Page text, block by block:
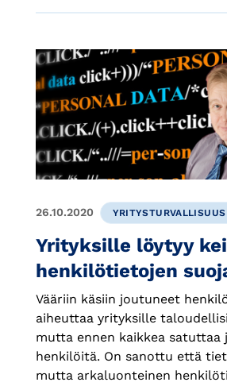
26.10.2020 YRITYSTURVALLISUUS
Yrityksille löytyy
henkilötietojen
Vääriin käsiin joutuneet
aiheuttaa yrityksille
mutta ennen kaikkea satuttaa
henkilöitä. On sanottu että
mutta arkaluonteinen